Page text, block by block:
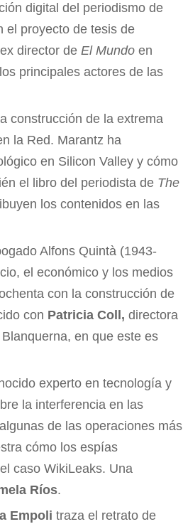
digital del periodismo de
el proyecto de tesis de
director deEl Mundoen
principales actores de las
construcción de la extrema
la Red. Marantz ha
en Silicon Valley y cómo
el libro del periodista de The
los contenidos en las
Alfons Quintà (1943-
el económico y los medios
con la construcción de
con Patricia Coll, directora
en que este es
experto en tecnología y
la interferencia en las
de las operaciones más
cómo los espías
caso WikiLeaks. Una
Ríos.
Empoli traza el retrato de